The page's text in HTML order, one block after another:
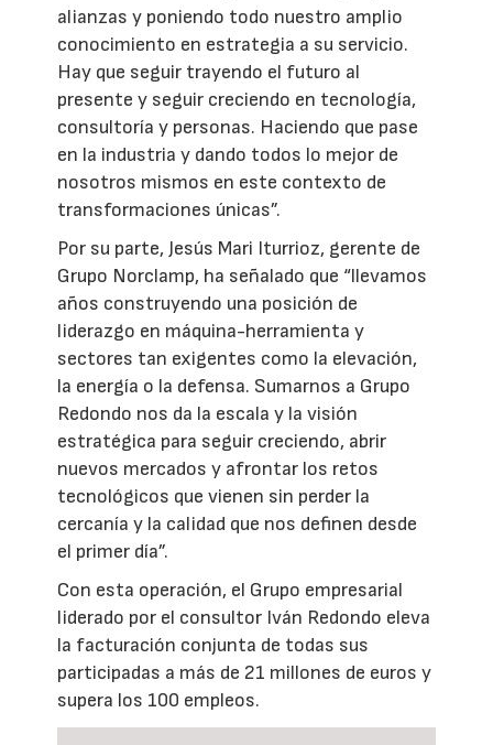
alianzas y poniendo todo nuestro amplio
conocimiento en estrategia a su servicio.
Hay que seguir trayendo el futuro al
presente y seguir creciendo en tecnología,
consultoría y personas. Haciendo que pase
en la industria y dando todos lo mejor de
nosotros mismos en este contexto de
transformaciones únicas”.
Por su parte, Jesús Mari Iturrioz, gerente de
Grupo Norclamp, ha señalado que “llevamos
años construyendo una posición de
liderazgo en máquina-herramienta y
sectores tan exigentes como la elevación,
la energía o la defensa. Sumarnos a Grupo
Redondo nos da la escala y la visión
estratégica para seguir creciendo, abrir
nuevos mercados y afrontar los retos
tecnológicos que vienen sin perder la
cercanía y la calidad que nos definen desde
el primer día”.
Con esta operación, el Grupo empresarial
liderado por el consultor Iván Redondo eleva
la facturación conjunta de todas sus
participadas a más de 21 millones de euros y
supera los 100 empleos.